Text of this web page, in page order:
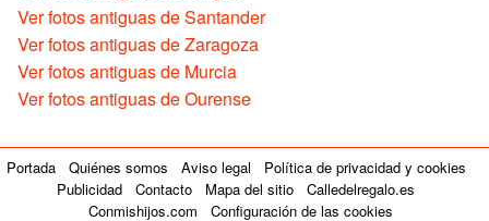
Ver fotos antiguas de Santander
Ver fotos antiguas de Zaragoza
Ver fotos antiguas de Murcia
Ver fotos antiguas de Ourense
Portada Quiénes somos Aviso legal
Política de privacidad y cookies
Publicidad
Contacto Mapa del sitio
Calledelregalo.es
Conmishijos.com
Configuración de las cookies